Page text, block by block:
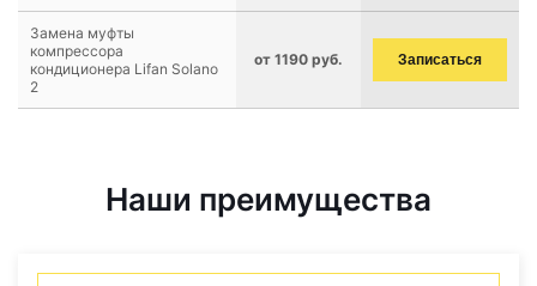
Замена муфты
компрессора
кондиционера Lifan Solano
2
от 1190 руб. Записаться
Наши преимущества